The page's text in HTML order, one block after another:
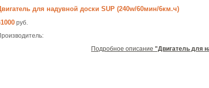
для надувной доски SUP (240w/60мин/6км.ч)
руб.
Подробное описание "Двигатель для